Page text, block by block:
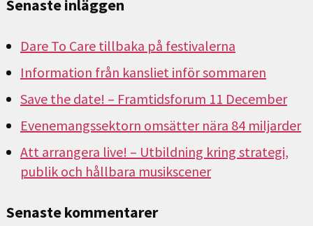
Senaste inläggen
Dare To Care tillbaka på festivalerna
Information från kansliet inför sommaren
Save the date! – Framtidsforum 11 December
Evenemangssektorn omsätter nära 84 miljarder
Att arrangera live! – Utbildning kring strategi,
publik och hållbara musikscener
Senaste kommentarer